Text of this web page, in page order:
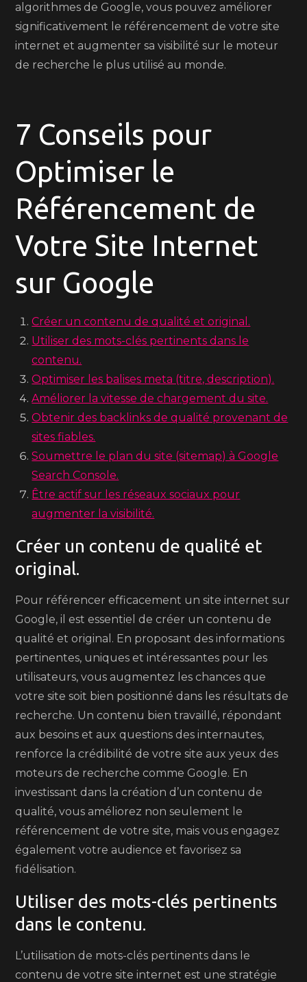
algorithmes de Google, vous pouvez améliorer
significativement le référencement de votre site
internet et augmenter sa visibilité sur le moteur
de recherche le plus utilisé au monde.
7 Conseils pour
Optimiser le
Référencement de
Votre Site Internet
sur Google
Créer un contenu de qualité et original.
Utiliser des mots-clés pertinents dans le
contenu.
Optimiser les balises meta (titre, description).
Améliorer la vitesse de chargement du site.
Obtenir des backlinks de qualité provenant de
sites fiables.
Soumettre le plan du site (sitemap) à Google
Search Console.
Être actif sur les réseaux sociaux pour
augmenter la visibilité.
Créer un contenu de qualité et
original.
Pour référencer efficacement un site internet sur
Google, il est essentiel de créer un contenu de
qualité et original. En proposant des informations
pertinentes, uniques et intéressantes pour les
utilisateurs, vous augmentez les chances que
votre site soit bien positionné dans les résultats de
recherche. Un contenu bien travaillé, répondant
aux besoins et aux questions des internautes,
renforce la crédibilité de votre site aux yeux des
moteurs de recherche comme Google. En
investissant dans la création d’un contenu de
qualité, vous améliorez non seulement le
référencement de votre site, mais vous engagez
également votre audience et favorisez sa
fidélisation.
Utiliser des mots-clés pertinents
dans le contenu.
L’utilisation de mots-clés pertinents dans le
contenu de votre site internet est une stratégie